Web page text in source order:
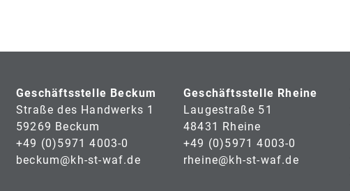
Geschäftsstelle Beckum
Straße des Handwerks 1
59269 Beckum
+49 (0)5971 4003-0
beckum@kh-st-waf.de
Geschäftsstelle Rheine
Laugestraße 51
48431 Rheine
+49 (0)5971 4003-0
rheine@kh-st-waf.de